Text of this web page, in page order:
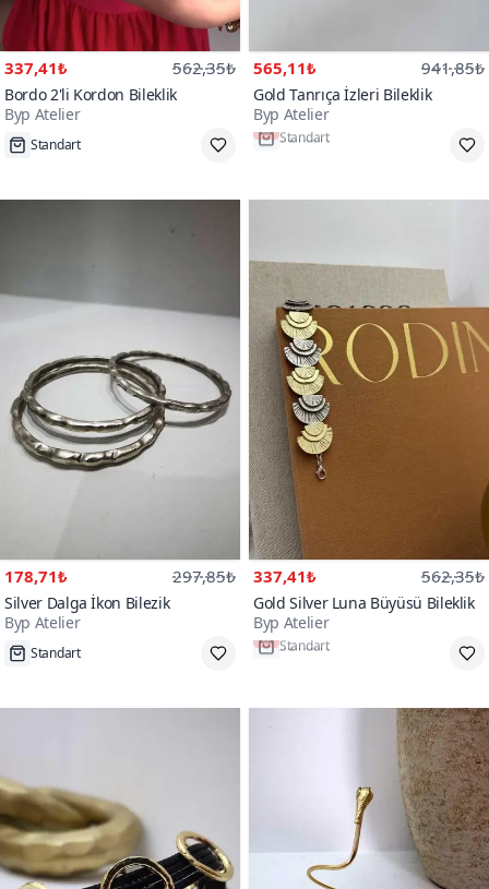
337,41₺ 562,35₺
Bordo 2'li Kordon Bileklik
Byp Atelier
Standart
565,11₺ 941,85₺
Gold Tanrıça İzleri Bileklik
Byp Atelier
Tükenmek Üzere
178,71₺ 297,85₺
Silver Dalga İkon Bilezik
Byp Atelier
Standart
337,41₺ 562,35₺
Gold Silver Luna Büyüsü Bileklik
Byp Atelier
Tükenmek Üzere